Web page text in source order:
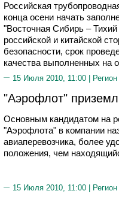
Российская
конца осени начать
"Восточная Сибирь –
российской и китайской
безопасности, срок
качества выполненных на
15 Июля 2010, 11:00 |
"Аэрофлот"
Основным кандидатом на
"Аэрофлота" в компании
авиаперевозчика, более
положения, чем
15 Июля 2010, 11:00 |